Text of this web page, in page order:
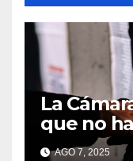
La
que no
lugares
AGO 7, 2025